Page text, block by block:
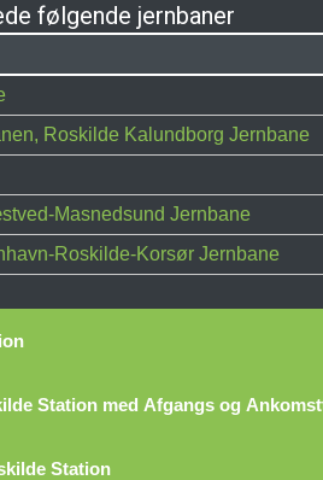
følgende jernbaner
Roskilde Kalundborg Jernbane
Masnedsund Jernbane
Roskilde-Korsør Jernbane
Station med Afgangs og
Station